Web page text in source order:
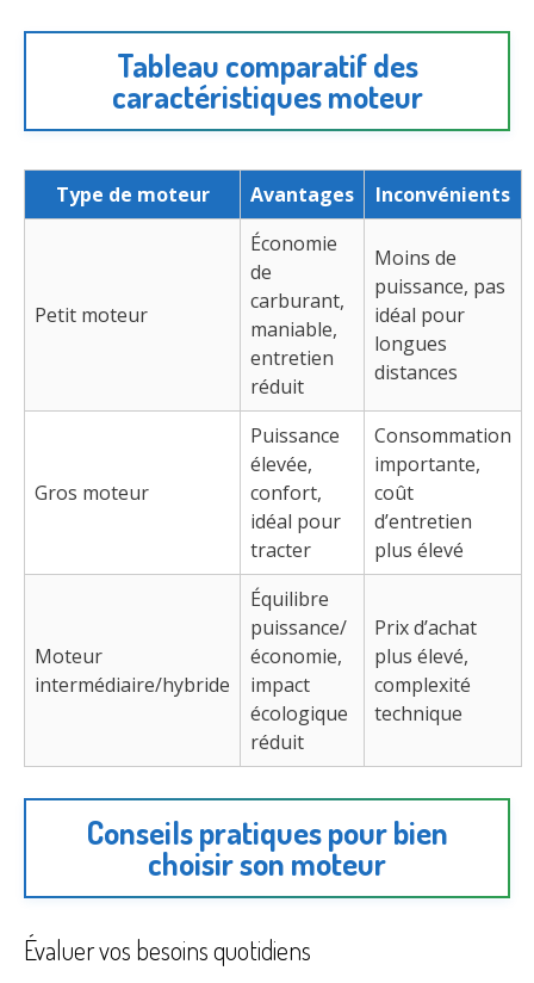
Tableau comparatif des
caractéristiques moteur
Type de moteur Avantages Inconvénients
Petit moteur
Économie
de
carburant,
maniable,
entretien
réduit
Moins de
puissance, pas
idéal pour
longues
distances
Gros moteur
Puissance
élevée,
confort,
idéal pour
tracter
Consommation
importante,
coût
d’entretien
plus élevé
Moteur
intermédiaire/hybride
Équilibre
puissance/
économie,
impact
écologique
réduit
Prix d’achat
plus élevé,
complexité
technique
Conseils pratiques pour bien
choisir son moteur
Évaluer vos besoins quotidiens